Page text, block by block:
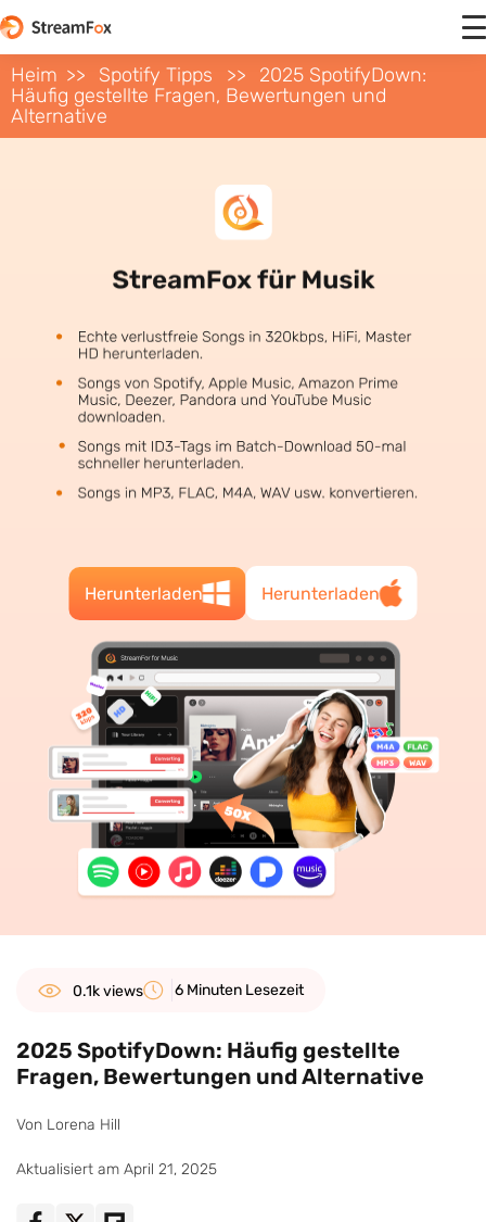
Heim Spotify Tipps
2025 SpotifyDown:
Häufig gestellte Fragen, Bewertungen und
Alternative
Herunterladen Herunterladen
0.1k views 6 Minuten Lesezeit
2025 SpotifyDown: Häufig gestellte
Fragen, Bewertungen und Alternative
Von Lorena Hill
Aktualisiert am April 21, 2025